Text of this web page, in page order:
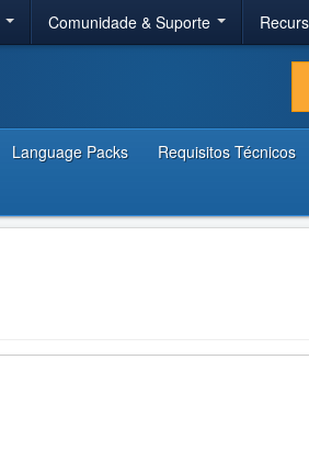
Comunidade & Suporte
Language Packs Requisitos Técnicos